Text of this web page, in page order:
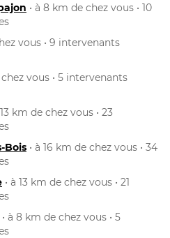
• à 8 km de chez vous • 10
vous • 9 intervenants
chez vous • 5 intervenants
13 km de chez vous • 23
Bois • à 16 km de chez vous • 34
• à 13 km de chez vous • 21
• à 8 km de chez vous • 5